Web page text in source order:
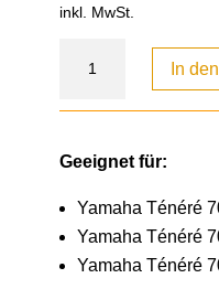
inkl. MwSt.
In
Geeignet für:
Yamaha Ténéré
Yamaha Ténéré
Yamaha Ténéré